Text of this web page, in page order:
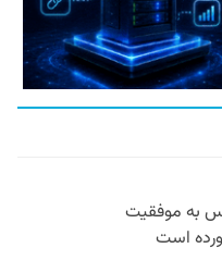
به موفقیت
است